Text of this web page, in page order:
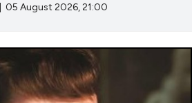
| 05 August 2026, 21:00